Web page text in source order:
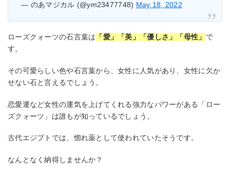
— のあマジカル (@ym23477748) May 18, 2022
ローズクォーツの石言葉は 「愛」「美」「優しさ」「母性」 で
す。
その可愛らしい色や石言葉から、女性に人気があり、女性に欠か
せない石と言えるでしょう。
恋愛運など女性の運気を上げてくれる強力なパワーがある「ロー
ズクォーツ」は誰もが知っているでしょう。
古代エジプトでは、惚れ薬として使われていたそうです。
なんとなく納得しませんか？